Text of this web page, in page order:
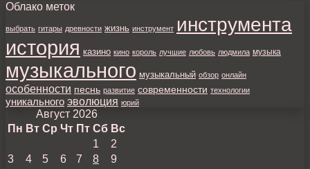
Облако меток
выбрать гитары древности жизнь инструмент инструмента
история казино кино король лучшие любовь людмила музыка
музыкального музыкальный обзор онлайн
особенности песнь развитие современности технологии
уникального эволюция юрий
Август 2026
Пн Вт Ср Чт Пт Сб Вс
1
2
3
4 5 6 7 8
9